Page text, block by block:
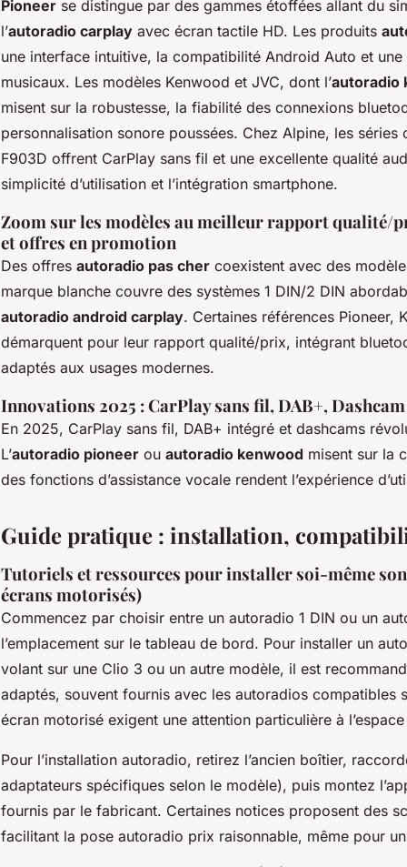
Pioneer se distingue par des gammes étoffées allant du
l’autoradio carplay avec écran tactile HD. Les produits
une interface intuitive, la compatibilité Android Auto et
musicaux. Les modèles Kenwood et JVC, dont l’autoradio
misent sur la robustesse, la fiabilité des connexions
personnalisation sonore poussées. Chez Alpine, les séries
F903D offrent CarPlay sans fil et une excellente qualité
simplicité d’utilisation et l’intégration smartphone.
Zoom sur les modèles au meilleur rapport qualité/
et offres en promotion
Des offres autoradio pas cher coexistent avec des
marque blanche couvre des systèmes 1 DIN/2 DIN
autoradio android carplay. Certaines références Pioneer,
démarquent pour leur rapport qualité/prix, intégrant
adaptés aux usages modernes.
Innovations 2025 : CarPlay sans fil, DAB+,
En 2025, CarPlay sans fil, DAB+ intégré et dashcams
L’autoradio pioneer ou autoradio kenwood misent sur la
des fonctions d’assistance vocale rendent l’expérience
Guide pratique : installation,
Tutoriels et ressources pour installer soi-même
écrans motorisés)
Commencez par choisir entre un autoradio 1 DIN ou un
l’emplacement sur le tableau de bord. Pour installer un
volant sur une Clio 3 ou un autre modèle, il est
adaptés, souvent fournis avec les autoradios compatibles
écran motorisé exigent une attention particulière à
Pour l’installation autoradio, retirez l’ancien boîtier,
adaptateurs spécifiques selon le modèle), puis montez
fournis par le fabricant. Certaines notices proposent des
facilitant la pose autoradio prix raisonnable, même pour